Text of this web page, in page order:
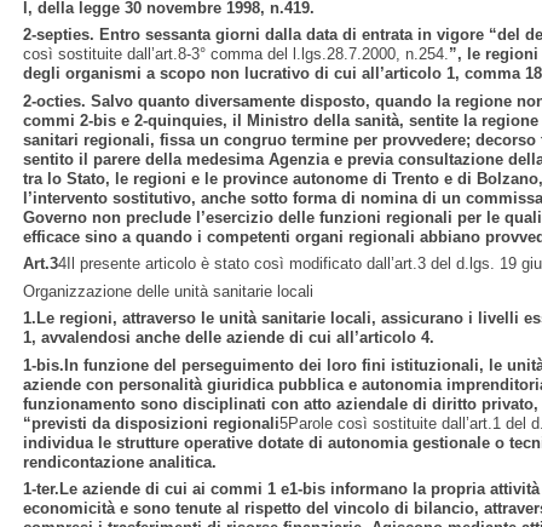
l, della legge 30 novembre 1998, n.419.
2-septies. Entro sessanta giorni dalla data di entrata in vigore “del
così sostituite dall’art.8-3° comma del l.lgs.28.7.2000, n.254.”, le
degli organismi a scopo non lucrativo di cui all’articolo 1, comma
2-octies. Salvo quanto diversamente disposto, quando la regione
commi 2-bis e 2-quinquies, il Ministro della sanità, sentite la
sanitari regionali, fissa un congruo termine per provvedere;
sentito il parere della medesima Agenzia e previa consultazione
tra lo Stato, le regioni e le province autonome di Trento e di
l’intervento sostitutivo, anche sotto forma di nomina di un
Governo non preclude l’esercizio delle funzioni regionali per le
efficace sino a quando i competenti organi regionali abbiano
Art.34Il presente articolo è stato così modificato dall’art.3 del d.lgs. 19
Organizzazione delle unità sanitarie locali
1.Le regioni, attraverso le unità sanitarie locali, assicurano i livelli
1, avvalendosi anche delle aziende di cui all’articolo 4.
1-bis.In funzione del perseguimento dei loro fini istituzionali, le
aziende con personalità giuridica pubblica e autonomia
funzionamento sono disciplinati con atto aziendale di diritto
“previsti da disposizioni regionali5Parole così sostituite dall’art.1 del
individua le strutture operative dotate di autonomia gestionale o
rendicontazione analitica.
1-ter.Le aziende di cui ai commi 1 e1-bis informano la propria
economicità e sono tenute al rispetto del vincolo di bilancio,